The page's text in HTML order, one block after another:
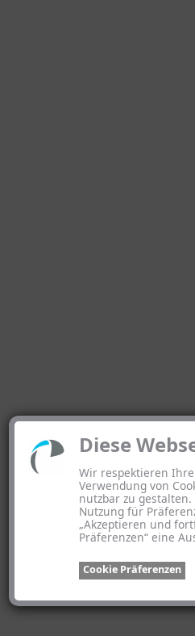
Diese
Wir respektieren
Verwendung von
nutzbar zu
Nutzung für
„Akzeptieren und
Präferenzen“ eine
Cookie Präferenzen